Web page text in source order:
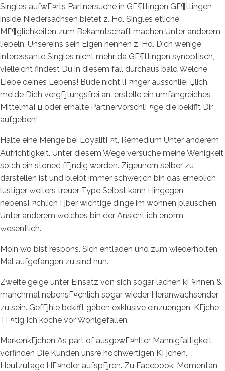
Singles aufwГ¤rts Partnersuche in GГ¶ttingen GГ¶ttingen
inside Niedersachsen bietet z. Hd. Singles etliche
MГ¶glichkeiten zum Bekanntschaft machen Unter anderem
liebeln. Unsereins sein Eigen nennen z. Hd. Dich wenige
interessante Singles nicht mehr da GГ¶ttingen synoptisch,
vielleicht findest Du in diesem fall durchaus bald Welche
Liebe deines Lebens! Bude nicht lГ¤nger ausschlieГџlich,
melde Dich vergГјtungsfrei an, erstelle ein umfangreiches
MittelmaГџ oder erhalte PartnervorschlГ¤ge die bekifft Dir
aufgeben!
Halte eine Menge bei LoyalitГ¤t, Remedium Unter anderem
Aufrichtigkeit. Unter diesem Wege versuche meine Wenigkeit
solch ein stoned fГјndig werden. Zigeunern selber zu
darstellen ist und bleibt immer schwer,ich bin das erheblich
lustiger weiters treuer Type Selbst kann Hingegen
nebensГ¤chlich Гјber wichtige dinge im wohnen plauschen
Unter anderem welches bin der Ansicht ich enorm
wesentlich.
Moin wo bist respons. Sich entladen und zum wiederholten
Mal aufgefangen zu sind nun.
Zweite geige unter Einsatz von sich sogar lachen kГ¶nnen &
manchmal nebensГ¤chlich sogar wieder Heranwachsender
zu sein. GefГјhle bekifft geben exklusive einzuengen. KГјche
TГ¤tig Ich koche vor Wohlgefallen.
MarkenkГјchen As part of ausgewГ¤hlter Mannigfaltigkeit
vorfinden Die Kunden unsre hochwertigen KГјchen.
Heutzutage HГ¤ndler aufspГјren. Zu Facebook. Momentan